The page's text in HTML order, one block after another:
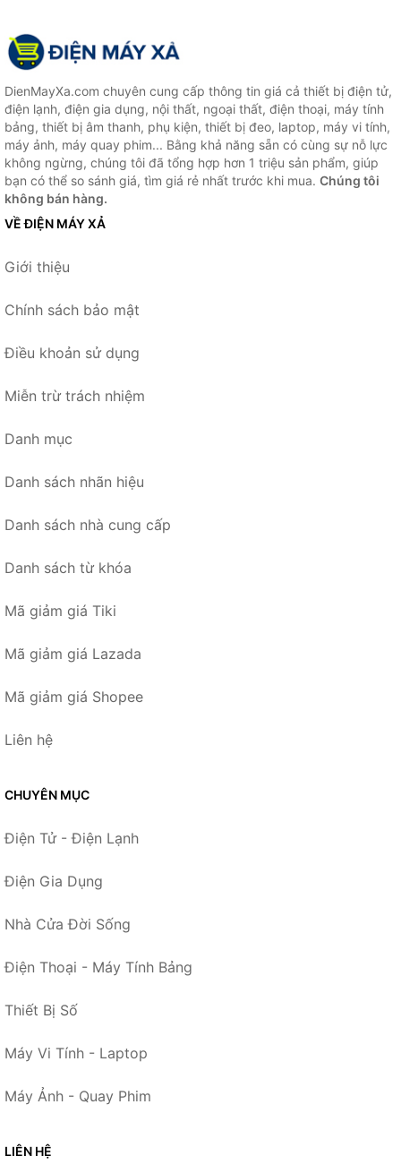
DienMayXa.com chuyên cung cấp thông tin giá cả thiết bị điện tử,
điện lạnh, điện gia dụng, nội thất, ngoại thất, điện thoại, máy tính
bảng, thiết bị âm thanh, phụ kiện, thiết bị đeo, laptop, máy vi tính,
máy ảnh, máy quay phim... Bằng khả năng sẵn có cùng sự nỗ lực
không ngừng, chúng tôi đã tổng hợp hơn 1 triệu sản phẩm, giúp
bạn có thể so sánh giá, tìm giá rẻ nhất trước khi mua. Chúng tôi
không bán hàng.
VỀ ĐIỆN MÁY XẢ
Giới thiệu
Chính sách bảo mật
Điều khoản sử dụng
Miễn trừ trách nhiệm
Danh mục
Danh sách nhãn hiệu
Danh sách nhà cung cấp
Danh sách từ khóa
Mã giảm giá Tiki
Mã giảm giá Lazada
Mã giảm giá Shopee
Liên hệ
CHUYÊN MỤC
Điện Tử - Điện Lạnh
Điện Gia Dụng
Nhà Cửa Đời Sống
Điện Thoại - Máy Tính Bảng
Thiết Bị Số
Máy Vi Tính - Laptop
Máy Ảnh - Quay Phim
LIÊN HỆ